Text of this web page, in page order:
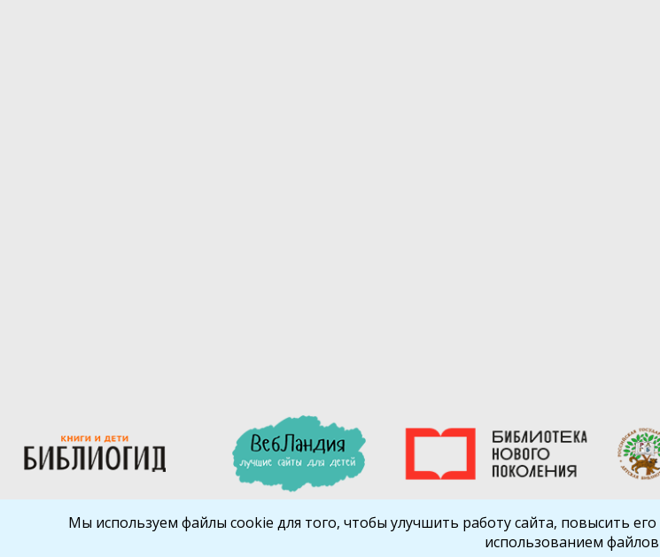
Библиокрай
Мы используем файлы cookie для того, чтобы улучшить работу сайта, повысить
использованием